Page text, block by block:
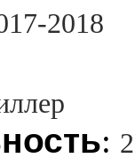
2018
: